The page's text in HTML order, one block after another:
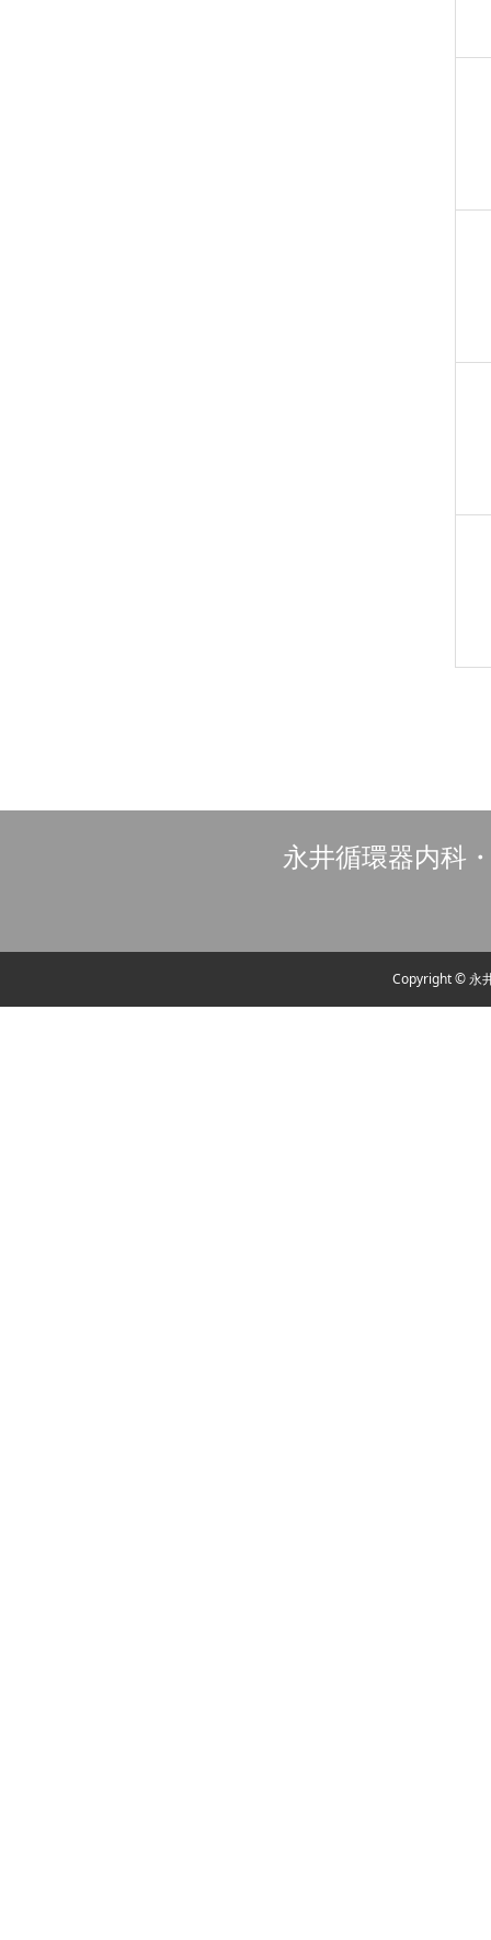
永井循環器内科
Copyright©永